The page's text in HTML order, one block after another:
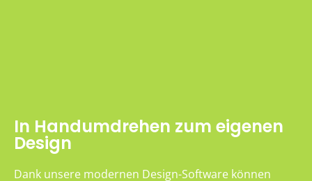
In Handumdrehen zum eigenen
Design
Dank unsere modernen Design-Software können